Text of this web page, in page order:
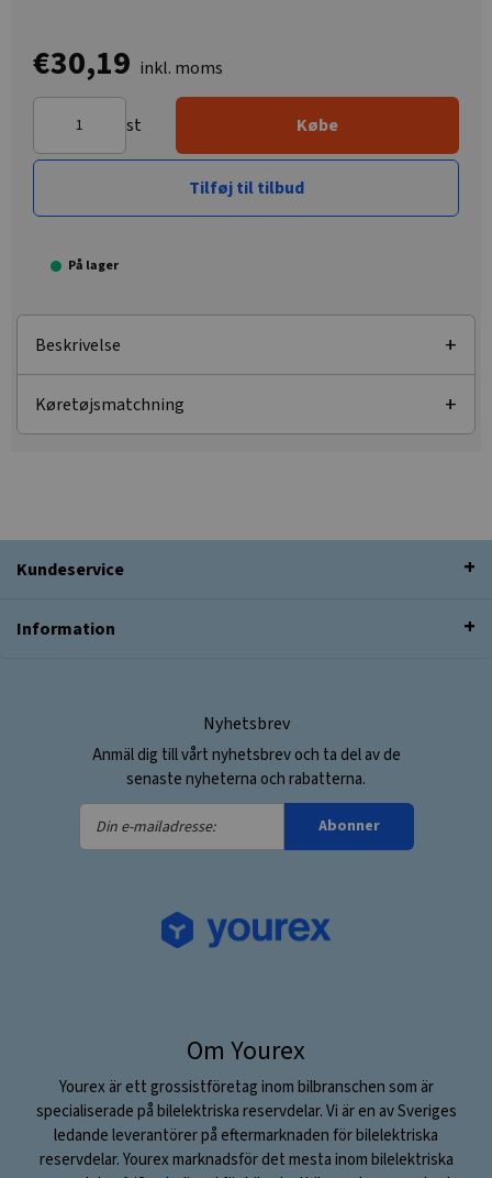
€30,19 inkl. moms
st Købe
Tilføj til tilbud
På lager
Beskrivelse
Køretøjsmatchning
Kundeservice
Information
Nyhetsbrev
Anmäl dig till vårt nyhetsbrev och ta del av de
senaste nyheterna och rabatterna.
Din
e-
Abonner
Om Yourex
Yourex är ett grossistföretag inom bilbranschen som är
specialiserade på bilelektriska reservdelar. Vi är en av Sveriges
ledande leverantörer på eftermarknaden för bilelektriska
reservdelar. Yourex marknadsför det mesta inom bilelektriska